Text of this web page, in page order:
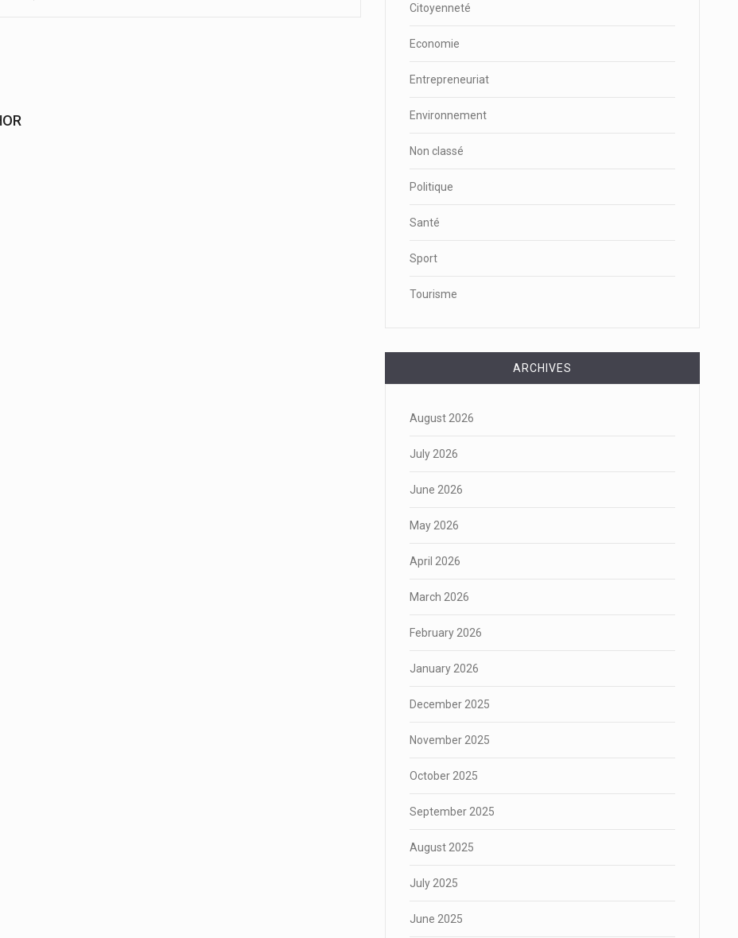
Citoyenneté
Economie
Entrepreneuriat
Environnement
Non classé
Politique
Santé
Sport
Tourisme
ARCHIVES
August 2026
July 2026
June 2026
May 2026
April 2026
March 2026
February 2026
January 2026
December 2025
November 2025
October 2025
September 2025
August 2025
July 2025
June 2025